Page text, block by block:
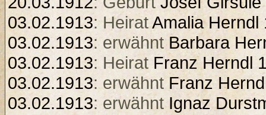
03.02.1913: HeiratAmalia Herndl
03.02.1913: erwähntBarbara
03.02.1913: Heirat Franz Herndl
03.02.1913: erwähnt Franz
03.02.1913: erwähntIgnaz